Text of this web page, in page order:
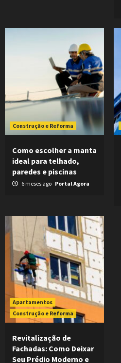
Construção e Reforma
Como escolher a manta
ideal para telhado,
paredes e piscinas
6 meses ago Portal Agora
Apartamentos
Construção e Reforma
Revitalização de
Fachadas: Como Deixar
Seu Prédio Moderno e